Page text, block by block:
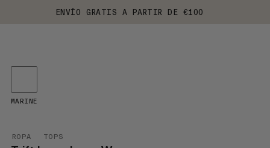
ENVÍO GRATIS A PARTIR DE €100
ROPA TOPS
MARINE